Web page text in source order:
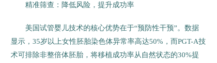
精准筛查：降低风险，提升成功率
美国试管婴儿技术的核心优势在于“预防性干预”。数据
显示，35岁以上女性胚胎染色体异常率高达50%，而PGT-A技
术可排除非整倍体胚胎，将移植成功率从自然状态的30%提